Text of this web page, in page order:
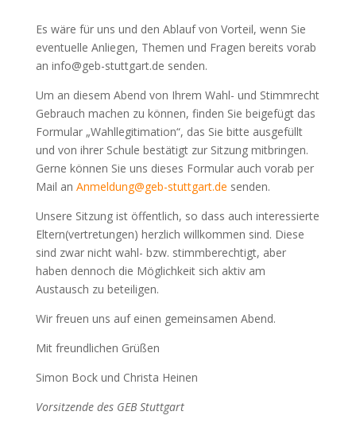
Es wäre für uns und den Ablauf von Vorteil, wenn Sie
eventuelle Anliegen, Themen und Fragen bereits vorab
an info@geb-stuttgart.de senden.
Um an diesem Abend von Ihrem Wahl- und Stimmrecht
Gebrauch machen zu können, finden Sie beigefügt das
Formular „Wahllegitimation“, das Sie bitte ausgefüllt
und von ihrer Schule bestätigt zur Sitzung mitbringen.
Gerne können Sie uns dieses Formular auch vorab per
Mail an Anmeldung@geb-stuttgart.de senden.
Unsere Sitzung ist öffentlich, so dass auch interessierte
Eltern(vertretungen) herzlich willkommen sind. Diese
sind zwar nicht wahl- bzw. stimmberechtigt, aber
haben dennoch die Möglichkeit sich aktiv am
Austausch zu beteiligen.
Wir freuen uns auf einen gemeinsamen Abend.
Mit freundlichen Grüßen
Simon Bock und Christa Heinen
Vorsitzende des GEB Stuttgart